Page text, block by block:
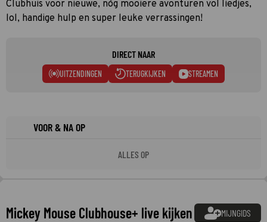
Clubhuis voor nieuwe, nóg mooiere avonturen vol liedjes,
lol, handige hulp en super leuke verrassingen!
DIRECT NAAR
UITZENDINGEN TERUGKIJKEN STREAMEN
VOOR & NA OP
ALLES OP
Mickey Mouse Clubhouse+ live kijken MIJNGIDS